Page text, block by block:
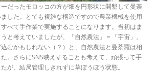
だったモロッコの方が畑を円形状に開墾して曼荼
した。とても複雑な構造ですので農業機械を使用
べて手作業で実施することになります。当初はま
と考えていましたが、「自然農法」＝「宇宙」。
むかもしれない（？）と、自然農法と曼荼羅は相
。さらにSNS映えすることも考えて、頑張って手
が、結局管理しきれずに草ぼうぼう状態。